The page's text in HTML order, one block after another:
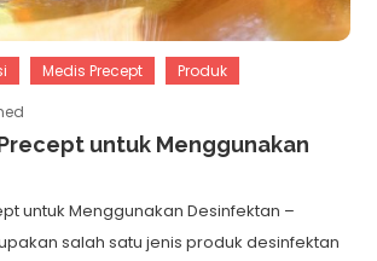
Medis Precept
Produk
untuk Menggunakan
untuk Menggunakan Desinfektan –
salah satu jenis produk desinfektan